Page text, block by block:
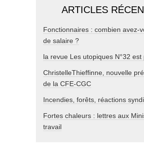
ARTICLES
Fonctionnaires : combien avez-
de salaire ?
la revue Les utopiques N°32 est
ChristelleThieffinne, nouvelle
de la CFE-CGC
Incendies, forêts, réactions
Fortes chaleurs : lettres aux
travail